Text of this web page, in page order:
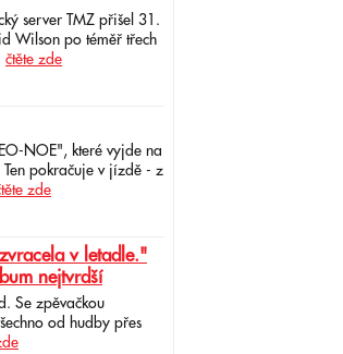
server TMZ přišel 31.
Wilson po téměř třech
čtěte zde
NOE", které vyjde na
pokračuje v jízdě - z
zde
v letadle."
nejtvrdší
Se zpěvačkou
od hudby přes